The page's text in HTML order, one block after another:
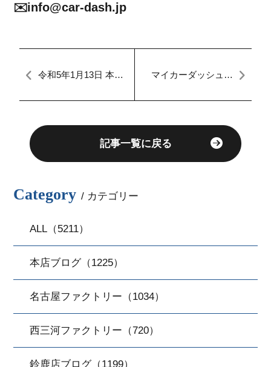
✉️info@car-dash.jp
令和5年1月13日 本日
マイカーダッシュ名
記事一覧に戻る
Category / カテゴリー
ALL（5211）
本店ブログ（1225）
名古屋ファクトリー（1034）
西三河ファクトリー（720）
鈴鹿店ブログ（1199）